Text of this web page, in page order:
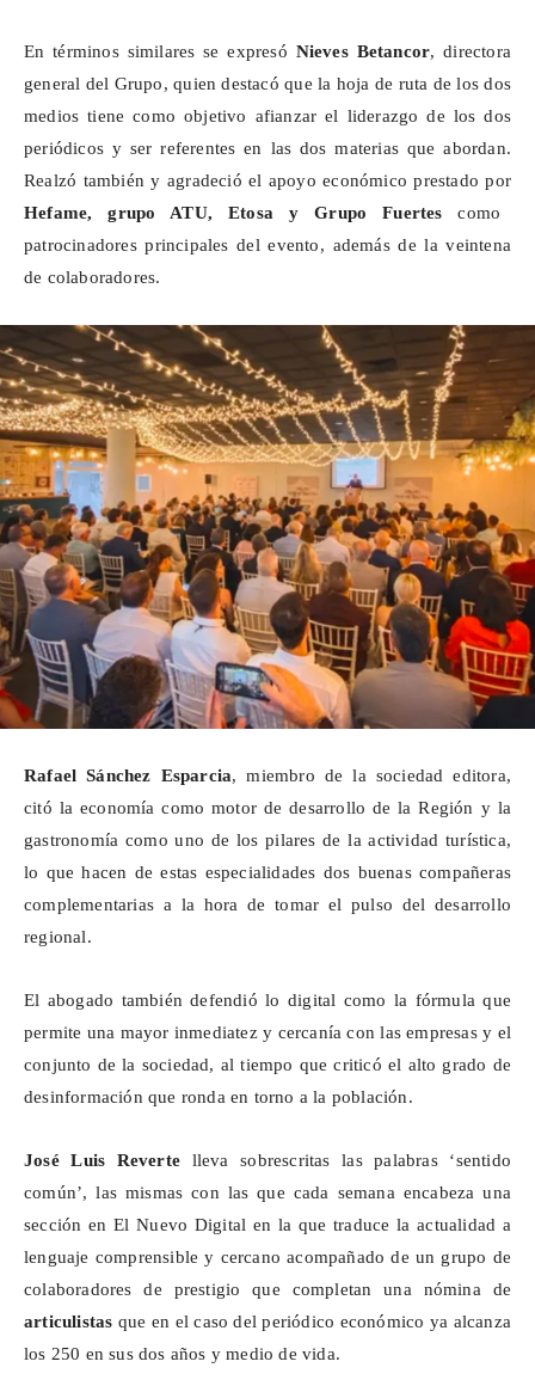
En términos similares se expresó Nieves Betancor, directora
general del Grupo, quien destacó que la hoja de ruta de los dos
medios tiene como objetivo afianzar el liderazgo de los dos
periódicos y ser referentes en las dos materias que abordan.
Realzó también y agradeció el apoyo económico prestado por
Hefame, grupo ATU,Etosa y Grupo Fuertes como
patrocinadores principales del evento, además de la veintena
de colaboradores.
Rafael Sánchez Esparcia, miembro de la sociedad editora,
citó la economía como motor de desarrollo de la Región y la
gastronomía como uno de los pilares de la actividad turística,
lo que hacen de estas especialidades dos buenas compañeras
complementarias a la hora de tomar el pulso del desarrollo
regional.
El abogado también defendió lo digital como la fórmula que
permite una mayor inmediatez y cercanía con las empresas y el
conjunto de la sociedad, al tiempo que criticó el alto grado de
desinformación que ronda en torno a la población.
José Luis Reverte lleva sobrescritas las palabras ‘sentido
común’, las mismas con las que cada semana encabeza una
sección en El Nuevo Digital en la que traduce la actualidad a
lenguaje comprensible y cercano acompañado de un grupo de
colaboradores de prestigio que completan una nómina de
articulistas que en el caso del periódico económico ya alcanza
los 250 en sus dos años y medio de vida.